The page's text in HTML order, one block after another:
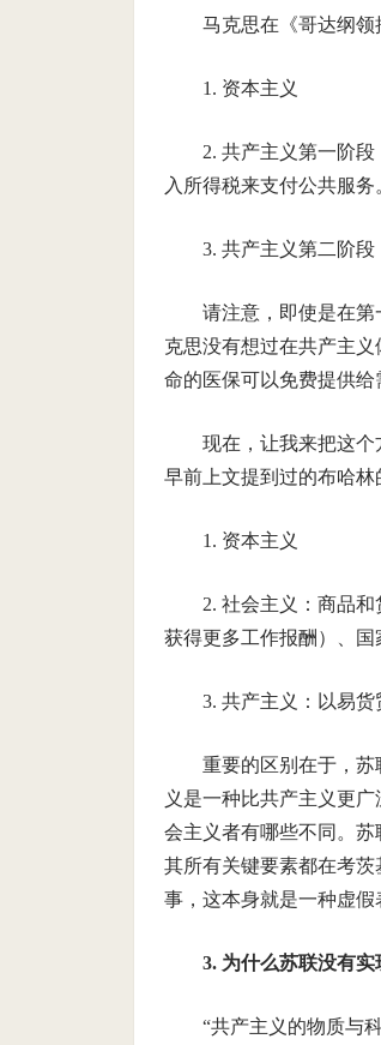
马克思在《哥达纲领
1. 资本主义
2. 共产主义第一阶
入所得税来支付公共服务
3. 共产主义第二阶
请注意，即使是在
克思没有想过在共产主
命的医保可以免费提供给
现在，让我来把这
早前上文提到过的布哈林
1. 资本主义
2. 社会主义：商品
获得更多工作报酬）、国
3. 共产主义：以易
重要的区别在于，
义是一种比共产主义更
会主义者有哪些不同。苏
其所有关键要素都在考
事，这本身就是一种虚假
3. 为什么苏联没有实
“共产主义的物质与